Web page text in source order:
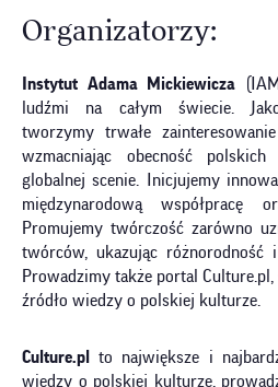
Organizatorzy:
Instytut Adama Mickiewicza
ludźmi na całym świecie.
tworzymy trwałe
wzmacniając obecność
globalnej scenie. Inicjujemy
międzynarodową współpracę
Promujemy twórczość zarówno
twórców, ukazując różnorodność
Prowadzimy także portal
źródło wiedzy o polskiej kulturze.
Culture.pl
to największe i
wiedzy o polskiej kulturze,